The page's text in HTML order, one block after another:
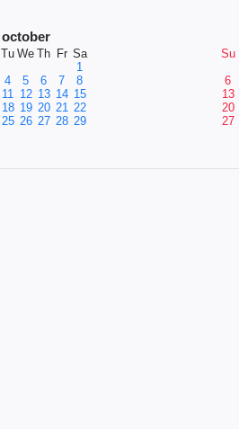
october
Tu We Th Fr Sa
1
4 5 6 7
8
11 12 13 14 15
18 19 20 21 22
25 26 27 28 29
Su
6
13
20
27